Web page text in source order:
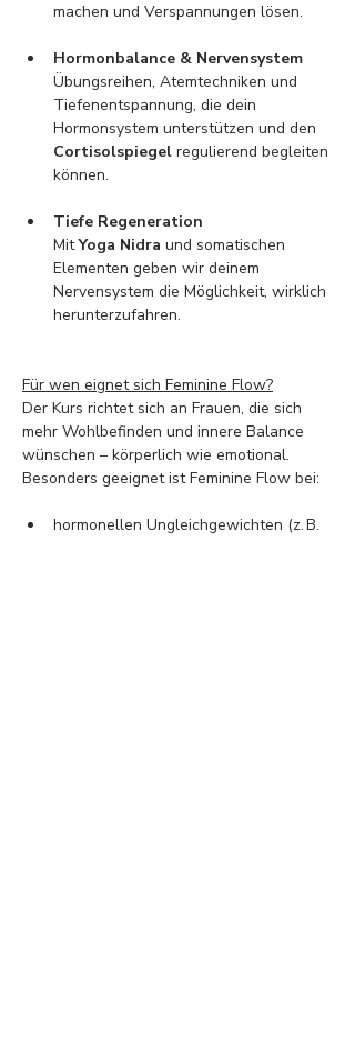
machen und Verspannungen lösen.
Hormonbalance & Nervensystem
Übungsreihen, Atemtechniken und
Tiefenentspannung, die dein
Hormonsystem unterstützen und den
Cortisolspiegel regulierend begleiten
können.
Tiefe Regeneration
Mit Yoga Nidra und somatischen
Elementen geben wir deinem
Nervensystem die Möglichkeit, wirklich
herunterzufahren.
Für wen eignet sich Feminine Flow?
Der Kurs richtet sich an Frauen, die sich
mehr Wohlbefinden und innere Balance
wünschen – körperlich wie emotional.
Besonders geeignet ist Feminine Flow bei:
hormonellen Ungleichgewichten (z. B.